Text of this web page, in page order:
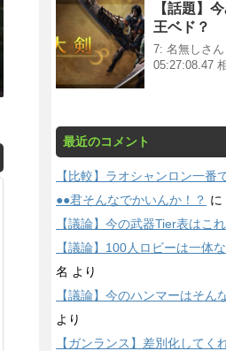
【話題】
王ベド？
7: 名無しさ
05:27:08.47
最近のコメント
【比較】ラオシャンロン一番
●●君そんなでかいんか！？ に
【議論】今の武器Tier表はこ
【議論】100人ロビーは一体
名 より
【議論】今のハンマーはそん
より
【ガンランス】差別化してく